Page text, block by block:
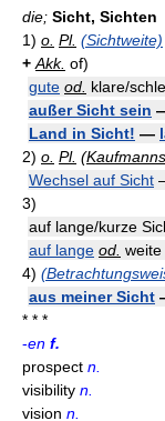
die; Sicht, Sichten
1) o. Pl. (Sichtweite)
+ Akk. of)
gute od. klare/
außer Sicht sein
Land in Sicht! —
2) o. Pl. (
Wechsel auf Sicht
3)
auf lange/kurze
auf lange od.
4)
aus meiner Sicht
* * *
-en f.
prospect n.
visibility n.
vision n.